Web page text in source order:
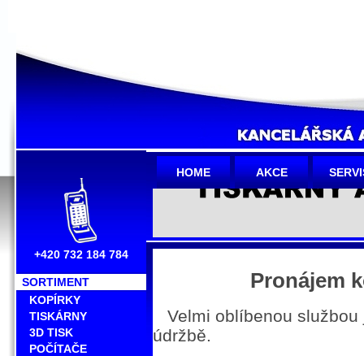
+420 732 184 784
SORTIMENT
KOPÍRKY
TISKÁRNY
3D TISK
POČÍTAČE
HOME AKCE
Pronájem
Velmi oblíbenou službou
údržbě.